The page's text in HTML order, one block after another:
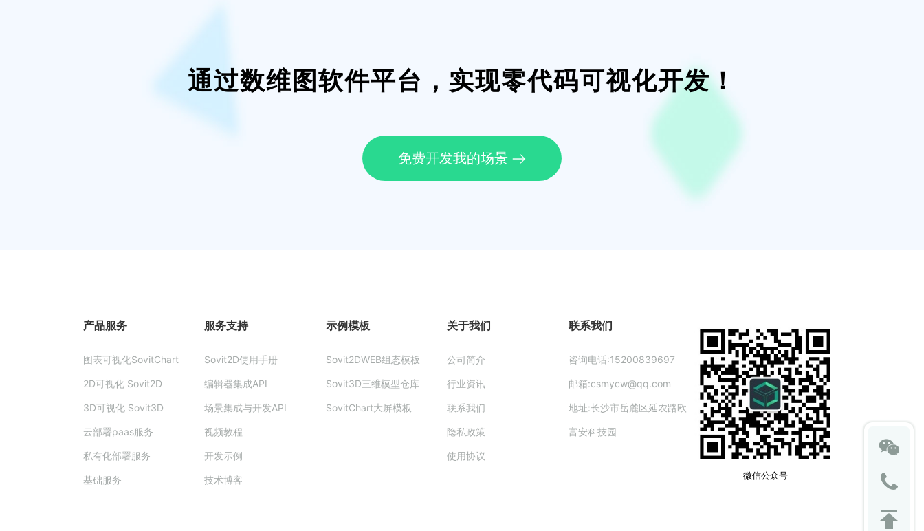
通过数维图软件平台，实现零代码可视化开发！
免费开发我的场景
产品服务
图表可视化SovitChart
2D可视化 Sovit2D
3D可视化 Sovit3D
云部署paas服务
私有化部署服务
基础服务
服务支持
Sovit2D使用手册
编辑器集成API
场景集成与开发API
视频教程
开发示例
技术博客
示例模板
Sovit2DWEB组态模板
Sovit3D三维模型仓库
SovitChart大屏模板
关于我们
公司简介
行业资讯
联系我们
隐私政策
使用协议
联系我们
咨询电话:15200839697
邮箱:csmycw@qq.com
地址:长沙市岳麓区延农路欧
富安科技园
微信公众号